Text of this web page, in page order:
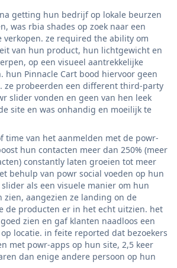
getting hun bedrijf op lokale beurzen
was rbia shades op zoek naar een
verkopen. ze required the ability om
van hun product, hun lichtgewicht en
op een visueel aantrekkelijke
hun Pinnacle Cart bood hiervoor geen
ze probeerden een different third-party
slider vonden en geen van hen leek
site en was onhandig en moeilijk te
time van het aanmelden met de powr-
hun contacten meer dan 250% (meer
constantly laten groeien tot meer
behulp van powr social voeden op hun
als een visuele manier om hun
zien, aangezien ze landing on de
de producten er in het echt uitzien. het
zien en gaf klanten naadloos een
locatie. in feite reported dat bezoekers
met powr-apps op hun site, 2,5 keer
dan enige andere persoon op hun